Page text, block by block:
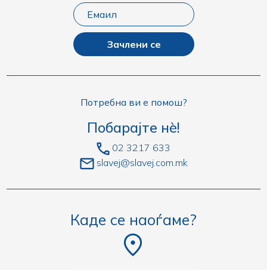
Зачлени се
Потребна ви е помош?
Побарајте нè!
02 3217 633
slavej@slavej.com.mk
Каде се наоѓаме?